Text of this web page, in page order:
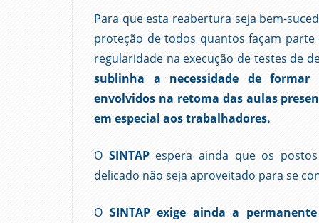
Para que esta reabertura seja bem-
proteção de todos quantos façam
regularidade na execução de testes de
sublinha a necessidade de
envolvidos na retoma das aulas
em especial aos trabalhadores.
O SINTAPespera ainda que os
delicado não seja aproveitado para se
O SINTAP exige ainda a